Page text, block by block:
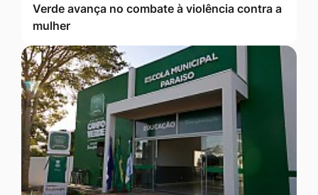
Verde avança no combate à violência contra a
mulher